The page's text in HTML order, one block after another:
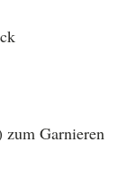
zum Garnieren